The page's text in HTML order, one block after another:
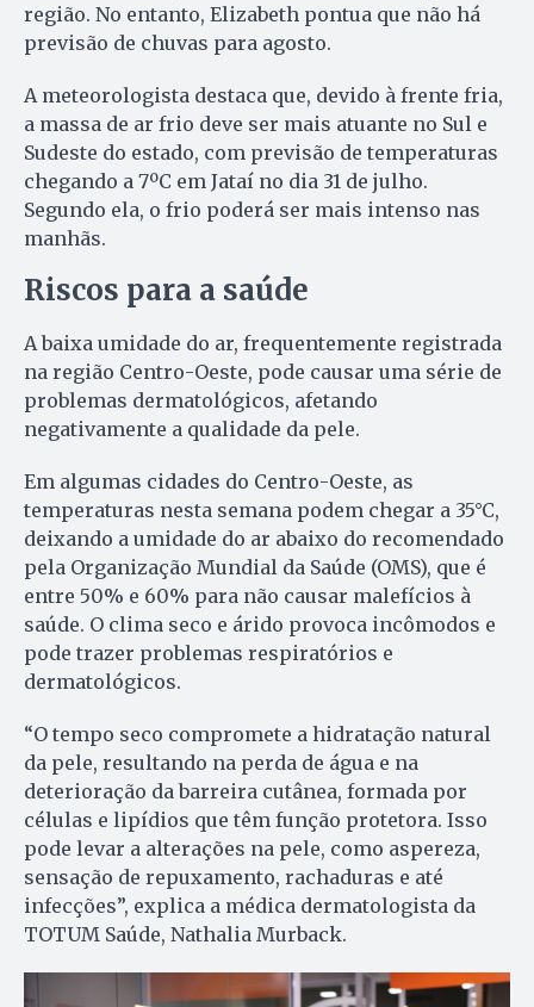
região. No entanto, Elizabeth pontua que não há
previsão de chuvas para agosto.
A meteorologista destaca que, devido à frente fria,
a massa de ar frio deve ser mais atuante no Sul e
Sudeste do estado, com previsão de temperaturas
chegando a 7ºC em Jataí no dia 31 de julho.
Segundo ela, o frio poderá ser mais intenso nas
manhãs.
Riscos para a saúde
A baixa umidade do ar, frequentemente registrada
na região Centro-Oeste, pode causar uma série de
problemas dermatológicos, afetando
negativamente a qualidade da pele.
Em algumas cidades do Centro-Oeste, as
temperaturas nesta semana podem chegar a 35°C,
deixando a umidade do ar abaixo do recomendado
pela Organização Mundial da Saúde (OMS), que é
entre 50% e 60% para não causar malefícios à
saúde. O clima seco e árido provoca incômodos e
pode trazer problemas respiratórios e
dermatológicos.
“O tempo seco compromete a hidratação natural
da pele, resultando na perda de água e na
deterioração da barreira cutânea, formada por
células e lipídios que têm função protetora. Isso
pode levar a alterações na pele, como aspereza,
sensação de repuxamento, rachaduras e até
infecções”, explica a médica dermatologista da
TOTUM Saúde, Nathalia Murback.